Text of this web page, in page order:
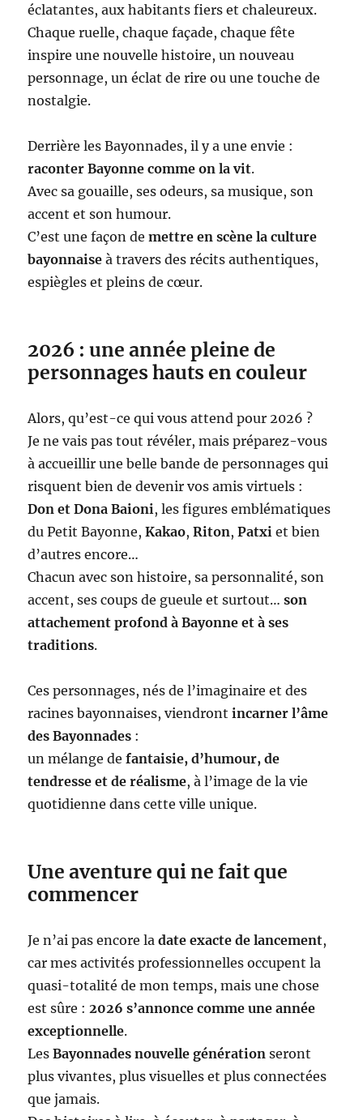
éclatantes, aux habitants fiers et chaleureux.
Chaque ruelle, chaque façade, chaque fête
inspire une nouvelle histoire, un nouveau
personnage, un éclat de rire ou une touche de
nostalgie.
Derrière les Bayonnades, il y a une envie :
raconter Bayonne comme on la vit.
Avec sa gouaille, ses odeurs, sa musique, son
accent et son humour.
C’est une façon demettre en scène la culture
bayonnaise à travers des récits authentiques,
espiègles et pleins de cœur.
2026 : une année pleine de
personnages hauts en couleur
Alors, qu’est-ce qui vous attend pour 2026 ?
Je ne vais pas tout révéler, mais préparez-vous
à accueillir une belle bande de personnages qui
risquent bien de devenir vos amis virtuels :
Don et Dona Baioni , les figures emblématiques
du Petit Bayonne,Kakao,Riton,Patxi et bien
d’autres encore…
Chacun avec son histoire, sa personnalité, son
accent, ses coups de gueule et surtout…son
attachement profond à Bayonne et à ses
traditions.
Ces personnages, nés de l’imaginaire et des
racines bayonnaises, viendrontincarner l’âme
des Bayonnades :
un mélange defantaisie, d’humour, de
tendresse et de réalisme, à l’image de la vie
quotidienne dans cette ville unique.
Une aventure qui ne fait que
commencer
Je n’ai pas encore ladate exacte de lancement,
car mes activités professionnelles occupent la
quasi-totalité de mon temps, mais une chose
est sûre : 2026 s’annonce comme une année
exceptionnelle.
LesBayonnades nouvelle génération seront
plus vivantes, plus visuelles et plus connectées
que jamais.